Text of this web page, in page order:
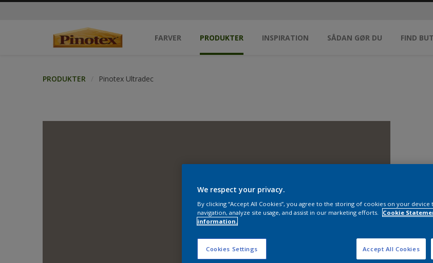
FARVER PRODUKTER INSPIRATION SÅDAN GØR DU FIND
PRODUKTER Pinotex Ultradec
We respect your privacy.
By clicking “Accept All Cookies”, you agree to the storing of cookies on your device
navigation, analyze site usage, and assist in our marketing efforts.
Cookie
information.
Cookies Settings Accept All Cookies